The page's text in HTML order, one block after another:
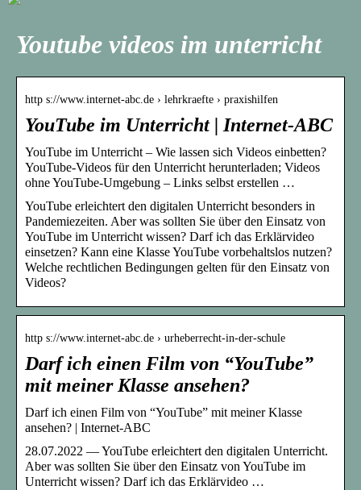
Youtube videos im unterricht
http s://www.internet-abc.de › lehrkraefte › praxishilfen
YouTube im Unterricht | Internet-ABC
YouTube im Unterricht – Wie lassen sich Videos einbetten?
YouTube-Videos für den Unterricht herunterladen; Videos
ohne YouTube-Umgebung – Links selbst erstellen …
YouTube erleichtert den digitalen Unterricht besonders in
Pandemiezeiten. Aber was sollten Sie über den Einsatz von
YouTube im Unterricht wissen? Darf ich das Erklärvideo
einsetzen? Kann eine Klasse YouTube vorbehaltslos nutzen?
Welche rechtlichen Bedingungen gelten für den Einsatz von
Videos?
http s://www.internet-abc.de › urheberrecht-in-der-schule
Darf ich einen Film von “YouTube”
mit meiner Klasse ansehen?
Darf ich einen Film von “YouTube” mit meiner Klasse
ansehen? | Internet-ABC
28.07.2022 — YouTube erleichtert den digitalen Unterricht.
Aber was sollten Sie über den Einsatz von YouTube im
Unterricht wissen? Darf ich das Erklärvideo …